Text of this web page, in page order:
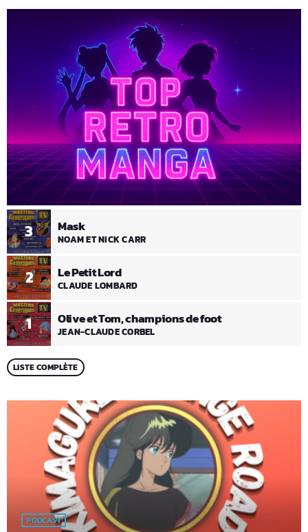
1 Olive et Tom, champions de foot
JEAN-CLAUDE CORBEL
2 Le Petit Lord
CLAUDE LOMBARD
3 Mask
NOAM ET NICK CARR
LISTE COMPLÈTE
PODCAST